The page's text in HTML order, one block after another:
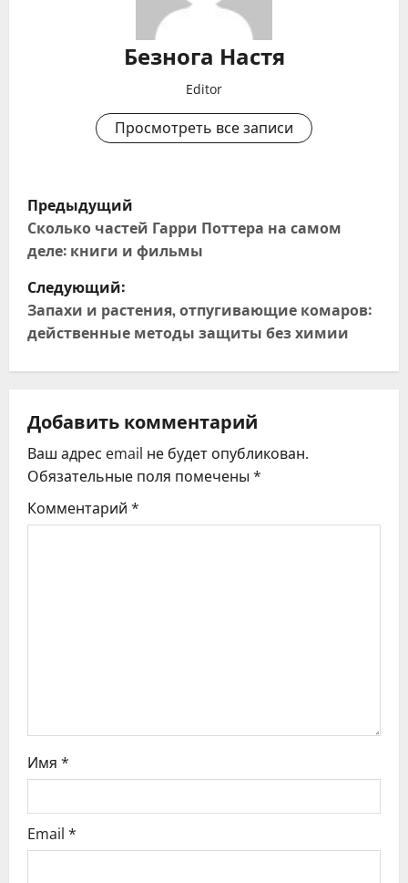
Безнога Настя
Editor
Просмотреть все записи
Н
а
в
и
г
ц
и
я
и
с
я
м
Предыдущий
Сколько частей Гарри Поттера на самом
деле: книги и фильмы
Следующий:
Запахи и растения, отпугивающие комаров:
действенные методы защиты без химии
Добавить комментарий
Ваш адрес email не будет опубликован.
Обязательные поля помечены *
Комментарий *
Имя *
Email *